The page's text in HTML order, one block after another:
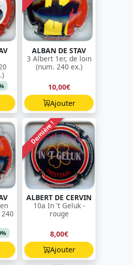
ALBAN DE STAV
3 Albert 1er, de loin
(num. 240 ex.)
10,00€
Ajouter
Dernière !
ALBERT DE CERVIN
10a In 't Geluk -
rouge
8,00€
Ajouter